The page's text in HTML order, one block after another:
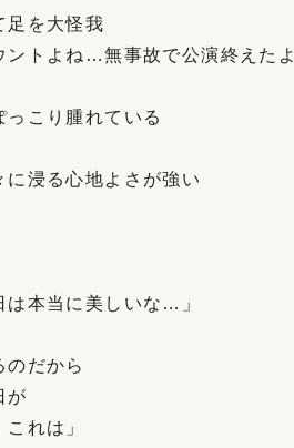
足を大怪我
ントよね…無事故で公演終えた
こり腫れている
浸る心地よさが強い
は本当に美しいな…」
のだから
が
れは」